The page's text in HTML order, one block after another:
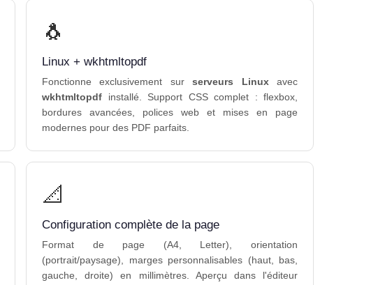
🐧
Linux + wkhtmltopdf
Fonctionne exclusivement surserveurs Linuxavec
wkhtmltopdf installé. Support CSS complet : flexbox,
bordures avancées, polices web et mises en page
modernes pour des PDF parfaits.
📐
Configuration complète de la page
Format de page (A4, Letter), orientation
(portrait/paysage), marges personnalisables (haut, bas,
gauche, droite) en millimètres. Aperçu dans l'éditeur